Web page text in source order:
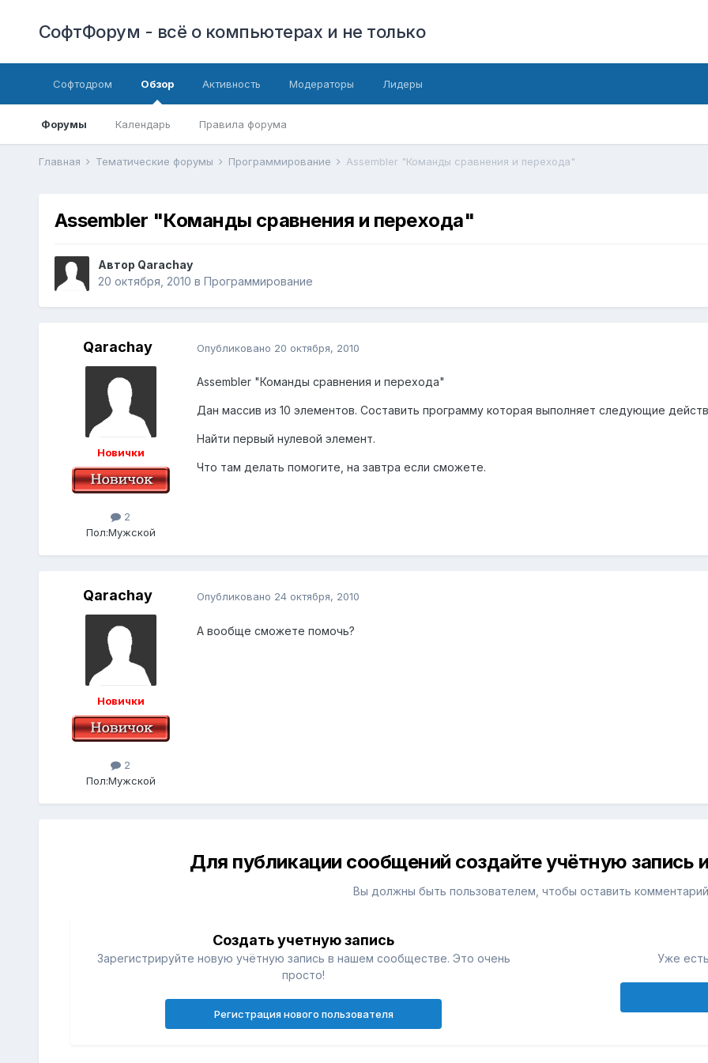
СофтФорум - всё о компьютерах и не только
Софтодром Обзор
Форумы Календарь Правила форума
Активность Модераторы Лидеры
Главная Тематические форумы Программирование Assembler "Команды сравнения и перехода"
Assembler "Команды сравнения и перехода"
Автор Qarachay
20 октября, 2010 в Программирование
Qarachay
Новички
2
Пол:Мужской
Опубликовано 20 октября, 2010
Assembler "Команды сравнения и перехода"
Дан массив из 10 элементов. Составить программу которая выполняет следующие
Найти первый нулевой элемент.
Что там делать помогите, на завтра если сможете.
Qarachay
Новички
2
Пол:Мужской
Опубликовано 24 октября, 2010
А вообще сможете помочь?
Для публикации сообщений создайте учётную запись
Вы должны быть пользователем, чтобы оставить комментарий
Создать учетную запись
Зарегистрируйте новую учётную запись в нашем сообществе. Это очень
просто!
Регистрация нового пользователя
Уже